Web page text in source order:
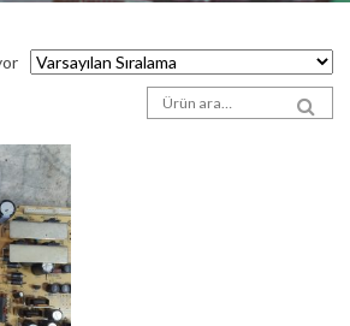
Arama sonuçları: